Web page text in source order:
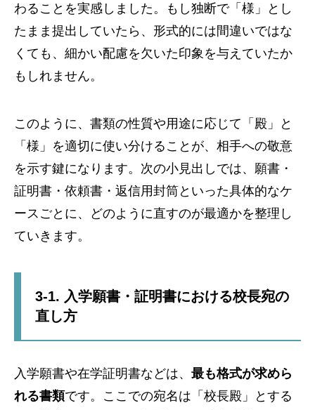
わることを実感しました。もし独断で「様」とし
たまま提出していたら、形式的には間違いではな
くても、細かい配慮を欠いた印象を与えていたか
もしれません。
このように、書類の性質や用途に応じて「殿」と
「様」を適切に使い分けることが、相手への敬意
を示す鍵になります。次の小見出しでは、願書・
証明書・依頼書・返信用封筒といった具体的なケ
ースごとに、どのように直すのが最適かを整理し
ていきます。
3-1. 入学願書・証明書における校長宛の
直し方
入学願書や在学証明書などは、 最も格式が求めら
れる書類です。ここでの宛名は「校長殿」とする